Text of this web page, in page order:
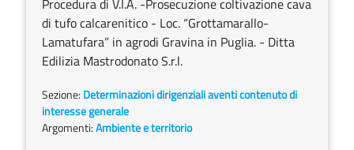
Procedura di V.I.A. -Prosecuzione coltivazione cava
di tufo calcarenitico - Loc. “Grottamarallo-
Lamatufara” in agrodi Gravina in Puglia. - Ditta
Edilizia Mastrodonato S.r.l.
Sezione: Determinazioni dirigenziali aventi contenuto di
interesse generale
Argomenti:Ambiente e territorio